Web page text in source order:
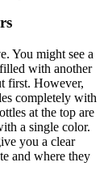
You might see a
with another
first. However,
completely with
at the top are
a single color.
you a clear
and where they